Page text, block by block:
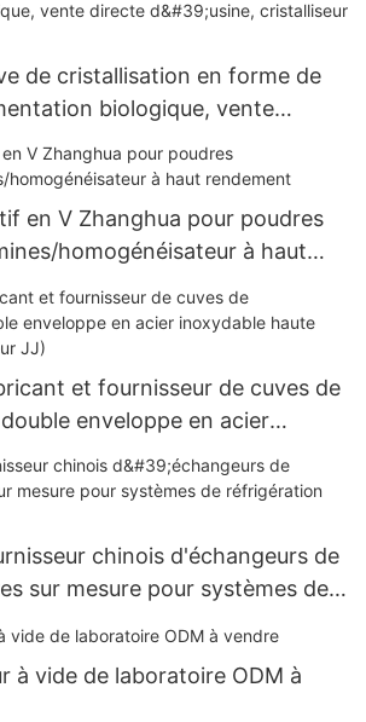
de cristallisation en forme de
biologique, vente
en forme de W
en V Zhanghua pour poudres
homogénéisateur à haut
et fournisseur de cuves de
enveloppe en acier
efficacité (cristalliseur JJ)
chinois d'échangeurs de
sur mesure pour systèmes de
à vide de laboratoire ODM à